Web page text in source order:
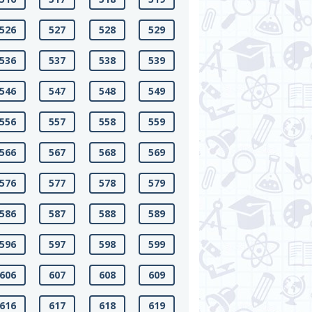
527 528 529
537 538 539
547 548 549
557 558 559
567 568 569
577 578 579
587 588 589
597 598 599
607 608 609
617 618 619